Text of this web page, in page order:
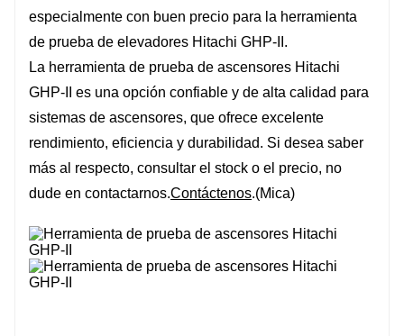
especialmente con buen precio para la herramienta
de prueba de elevadores Hitachi GHP-II.
La herramienta de prueba de ascensores Hitachi
GHP-II es una opción confiable y de alta calidad para
sistemas de ascensores, que ofrece excelente
rendimiento, eficiencia y durabilidad. Si desea saber
más al respecto, consultar el stock o el precio, no
dude en contactarnos.Contáctenos.(Mica)